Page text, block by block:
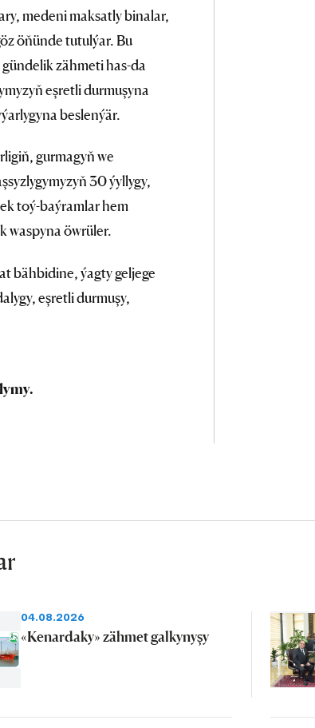
medeni maksatly binalar,
öňünde tutulýar. Bu
zähmeti has-da
eşretli durmuşyna
beslenýär.
gurmagyň we
30 ýyllygy,
toý-baýramlar hem
waspyna öwrüler.
bähbidine, ýagty geljege
eşretli durmuşy,
04.08.2026
«Kenardaky» zähmet galkynyşy